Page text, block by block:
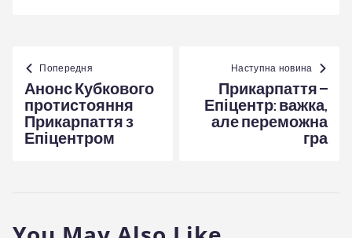
Навігація
записів
Попередня
Анонс Кубкового
протистояння
Прикарпаття з
Епіцентром
Наступна новина
Прикарпаття –
Епіцентр: важка,
але переможна
гра